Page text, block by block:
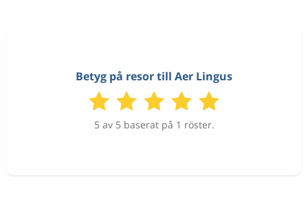
Betyg på resor till Aer Lingus
5 av 5 baserat på 1 röster.